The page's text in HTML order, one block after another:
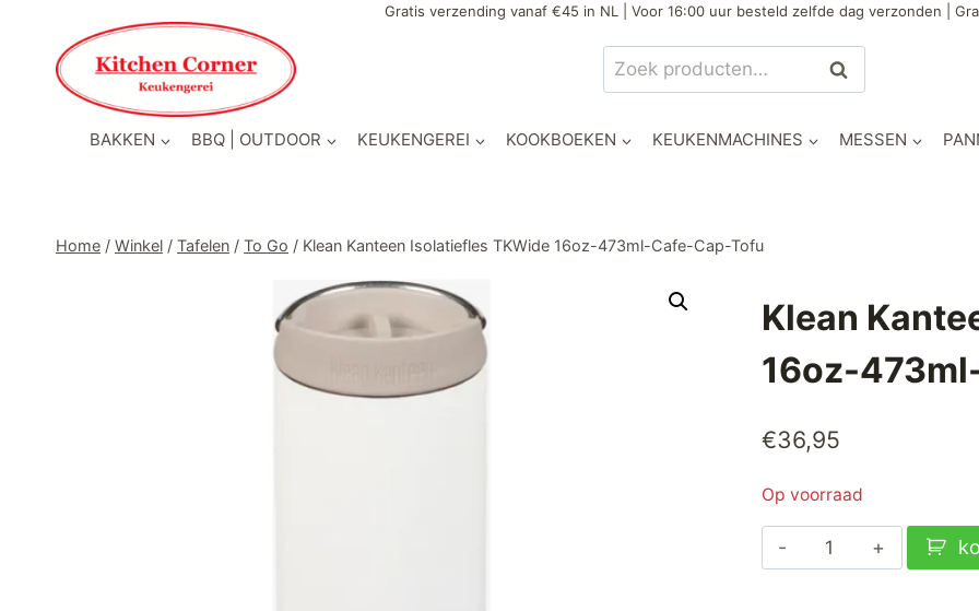
inhoud
Gratis verzending vanaf €45 in NL | Voor 16:00 uur besteld zelfde dag verzonden |
Zoeken
naar:
Zoeken
BAKKEN BBQ | OUTDOOR KEUKENGEREI KOOKBOEKEN KEUKENMACHINES MESSEN
Home / Winkel / Tafelen / To Go / Klean Kanteen Isolatiefles TKWide 16oz-473ml-Cafe-Cap-Tofu
Klean
16oz-
€36,95
Op voorraad
Klean
Kanteen